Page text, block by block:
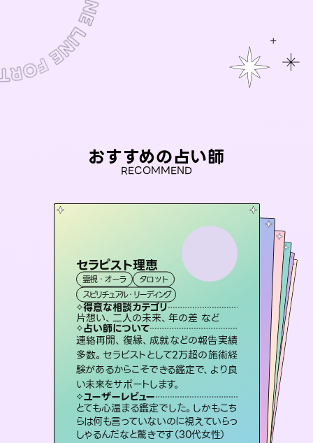
おすすめの占い師
RECOMMEND
セラピスト理恵
霊視・オーラ
タロット
スピリチュアル・リーディング
得意な相談カテゴリ
片想い、二人の未来、年の差 など
占い師について
連絡再開、復縁、成就などの報告実績
多数。セラピストとして2万超の施術経
験があるからこそできる鑑定で、より良
い未来をサポートします。
ユーザーレビュー
とても心温まる鑑定でした。しかもこち
らは何も言っていないのに視えていらっ
しゃるんだなと驚きです（30代女性）
未来視師＊花
霊視・オーラ 心理学
スピリチュアル・リーディング
得意な相談カテゴリ
出逢い、片想い、復縁 など
占い師について
未来には何パターンもの選択肢があり
ます。不安で視えにくくなっているあな
たの素敵な未来を見つけ、その未来を
選択できるようアドバイスします。
ユーザーレビュー
職場の人の性質や人間関係、本心など
本当によく視えていてびっくり。対策が
打てて前向きになれます（40代）
桃源珠羽（とうげんみう）
霊視・オーラ
スピリチュアル・リーディング
得意な相談カテゴリ
片想い、あの人の気持ち、復縁 など
占い師について
恋愛のお悩みの中でも特に「曖昧な関
係」の相談を得意としており、友達以上
恋人未満なお相手との今後や本音を丁
寧に読み解き恋愛成就へと導きます。
ユーザーレビュー
鑑定していただいてアドバイス通りに行
動すると仲が復活してきました。ありが
とうございました（40代 女性）
彗望（すいぼう
霊視・オーラ
スピリチュアル・リーディング
得意な相談カテゴリ
片想い、あの人の気持ち、復縁 など
占い師について
3,700年以上の歴史を持つ東洋最古の占術「易占」で詳細まで占い、幸せへ向かう道筋を示します。厳しい結果にも具体的な対策をお伝えします。
ユーザーレビュー
複雑な背景もしっかり聞いて鑑定して
いただけました。気持ちが楽になりまし
た（50代 女性）
アイリス -iris-
西洋占星術
ルーン
得意な相談カテゴリ
恋愛総合、片想い、二人の未来 など
占い師について
復縁、恋愛、不倫の行方、同性愛や片
思い、仕事関係や借金問題まで知りた
いことや心の負担になっていることを
紐解き、背中をそっと押して導きます。
ユーザーレビュー
安心感のあり、言い切ってくれる所や濁
さない鑑定のおかげで、毎回自分の気
持ちを整えられます（30代 男性）
おう 霊感オラクル
霊視・オーラ
オラクルカード
得意な相談カテゴリ
恋愛総合、あの人の気持ち など
占い師について
霊視×オラクルカードを使って「今」と
「未来」そして「気になるあの人の気持
ち」まで丁寧に読み解き、恋や人生のヒ
ントを優しく引き出します。
ユーザーレビュー
不安な気持ちが嘘みたいに晴れまし
た…！よく視えていらっしゃるんだなと
感じました（40代 女性）